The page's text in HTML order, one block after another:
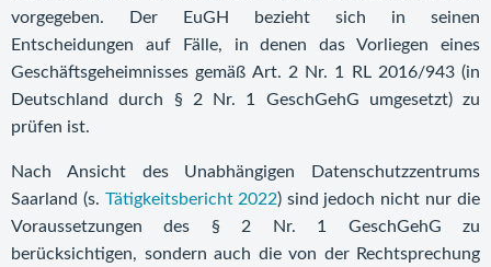
vorgegeben. Der EuGH bezieht sich in seinen
Entscheidungen auf Fälle, in denen das Vorliegen eines
Geschäftsgeheimnisses gemäß Art. 2 Nr. 1 RL 2016/943 (in
Deutschland durch § 2 Nr. 1 GeschGehG umgesetzt) zu
prüfen ist.
Nach Ansicht des Unabhängigen Datenschutzzentrums
Saarland (s. Tätigkeitsbericht 2022) sind jedoch nicht nur die
Voraussetzungen des § 2 Nr. 1 GeschGehG zu
berücksichtigen, sondern auch die von der Rechtsprechung